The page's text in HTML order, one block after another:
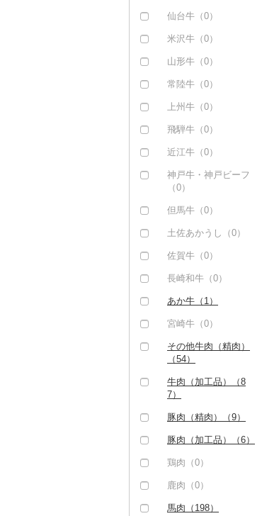
仙台牛（0）
米沢牛（0）
山形牛（0）
常陸牛（0）
上州牛（0）
飛騨牛（0）
近江牛（0）
神戸牛・神戸ビーフ
（0）
但馬牛（0）
土佐あかうし（0）
佐賀牛（0）
長崎和牛（0）
あか牛（1）
宮崎牛（0）
その他牛肉（精肉）
（54）
牛肉（加工品）（8
7）
ハンバーグ（30）
もつ鍋（6）
ローストビーフ（0）
ビーフジャーキー
豚肉（精肉）（9）
ステーキ（0）
すき焼き（0）
しゃぶしゃぶ（2）
焼肉（0）
豚肉（加工品）（6）
ハンバーグ（6）
もつ鍋（0）
ハム（0）
鶏肉（0）
鹿肉（0）
馬肉（198）